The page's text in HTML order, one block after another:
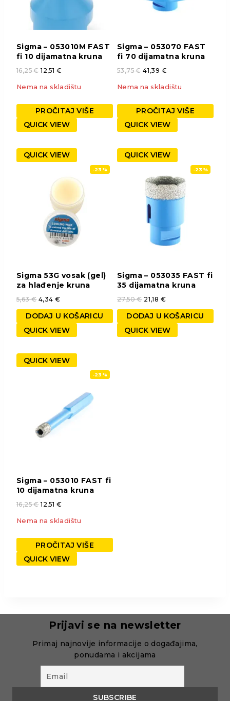
Sigma – 053010M FAST
fi 10 dijamatna kruna
16,25€ 12,51 €
Nema na skladištu
PROČITAJ VIŠE
QUICK VIEW
Sigma – 053070 FAST
fi 70 dijamatna kruna
53,75€ 41,39 €
Nema na skladištu
PROČITAJ VIŠE
QUICK VIEW
QUICK VIEW
-23%
Sigma 53G vosak (gel)
za hlađenje kruna
5,63€ 4,34 €
DODAJ U KOŠARICU
QUICK VIEW
QUICK VIEW
-23%
Sigma – 053035 FAST fi
35 dijamatna kruna
27,50€ 21,18 €
DODAJ U KOŠARICU
QUICK VIEW
QUICK VIEW
-23%
Sigma – 053010 FAST fi
10 dijamatna kruna
16,25€ 12,51 €
Nema na skladištu
PROČITAJ VIŠE
QUICK VIEW
Prijavi se na newsletter
Primaj najnovije informacije o događajima,
ponudama i akcijama